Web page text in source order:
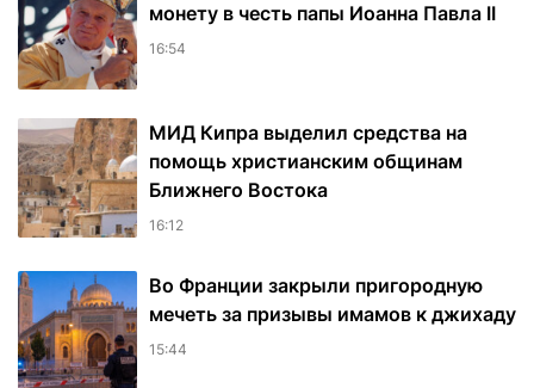
монету в честь папы Иоанна Павла II
16:54
МИД Кипра выделил средства на
помощь христианским общинам
Ближнего Востока
16:12
Во Франции закрыли пригородную
мечеть за призывы имамов к джихаду
15:44